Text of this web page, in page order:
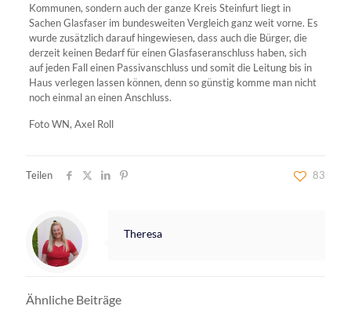
Kommunen, sondern auch der ganze Kreis Steinfurt liegt in
Sachen Glasfaser im bundesweiten Vergleich ganz weit vorne. Es
wurde zusätzlich darauf hingewiesen, dass auch die Bürger, die
derzeit keinen Bedarf für einen Glasfaseranschluss haben, sich
auf jeden Fall einen Passivanschluss und somit die Leitung bis in
Haus verlegen lassen können, denn so günstig komme man nicht
noch einmal an einen Anschluss.
Foto WN, Axel Roll
Teilen 83
Theresa
Ähnliche Beiträge